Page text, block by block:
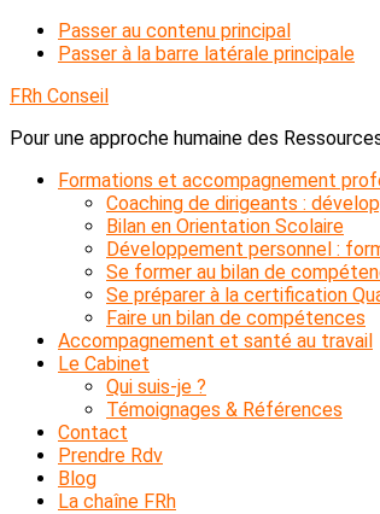
Passer au contenu principal
Passer à la barre latérale principale
FRh Conseil
Pour une approche humaine des
Formations et accompagnement
Coaching de dirigeants :
Bilan en Orientation Scolaire
Développement personnel :
Se former au bilan de
Se préparer à la certification
Faire un bilan de compétences
Accompagnement et santé au travail
Le Cabinet
Qui suis-je ?
Témoignages & Références
Contact
Prendre Rdv
Blog
La chaîne FRh